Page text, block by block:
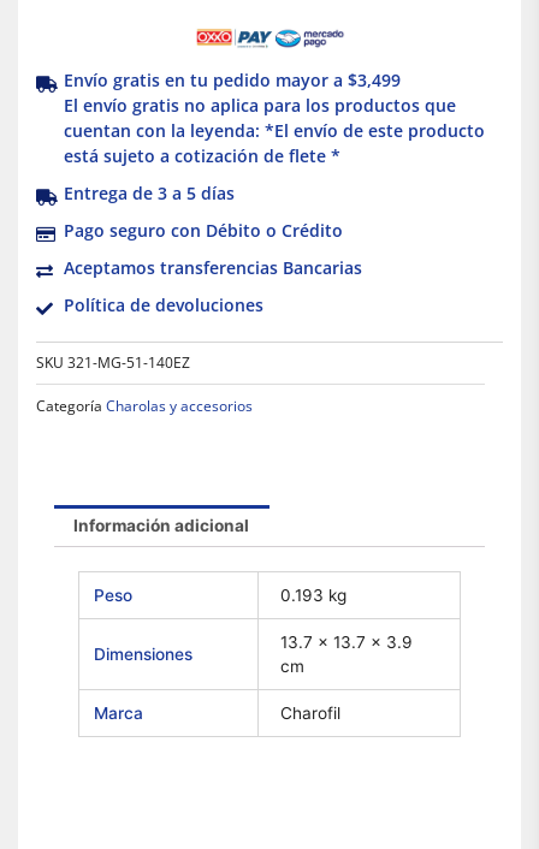
Envío gratis en tu pedido mayor a $3,499
El envío gratis no aplica para los productos que
cuentan con la leyenda: *El envío de este producto
está sujeto a cotización de flete *
Entrega de 3 a 5 días
Pago seguro con Débito o Crédito
Aceptamos transferencias Bancarias
Política de devoluciones
SKU 321-MG-51-140EZ
Categoría Charolas y accesorios
Información adicional
Peso 0.193 kg
Dimensiones
13.7 × 13.7 × 3.9
cm
Marca Charofil